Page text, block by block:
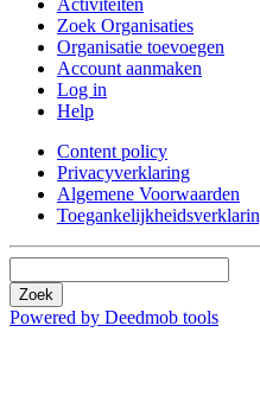
Activiteiten
Zoek Organisaties
Organisatie toevoegen
Account aanmaken
Log in
Help
Content policy
Privacyverklaring
Algemene Voorwaarden
Zoek
Powered by Deedmob tools